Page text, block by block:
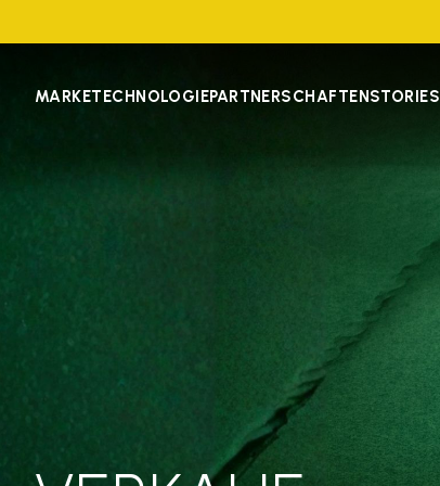
MARKETECHNOLOGIEPARTNERSCHAFTENSTORIES